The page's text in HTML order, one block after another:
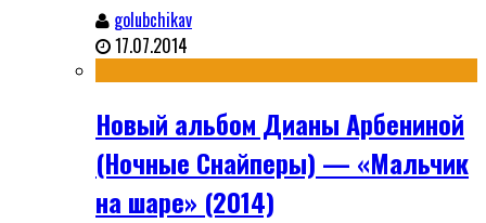
golubchikav
17.07.2014
Новый альбом Дианы Арбениной
(Ночные Снайперы) — «Мальчик
на шаре» (2014)